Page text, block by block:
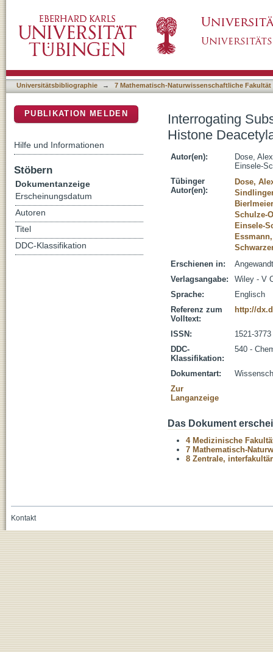
Complexes with Chemical Probes
Universitätsbibliographie → 7 Mathematisch-Naturwissenschaftliche Fakultät
Interrogating
Histone
Autor(en):
Dose,
Einsele-
Tübinger
Autor(en):
Dose,
Schulze-
Einsele-
Erschienen in:
Verlagsangabe:
Wiley - V
Sprache:
Englisch
Referenz zum
Volltext:
http://
ISSN:
1521-3773
DDC-
Klassifikation:
540 -
Dokumentart:
Zur
Langanzeige
Das Dokument
4 Medizinische
7 Mathematisch-
8 Zentrale,
PUBLIKATION MELDEN
Hilfe und Informationen
Stöbern
Dokumentanzeige
Erscheinungsdatum
Autoren
Titel
DDC-Klassifikation
Kontakt